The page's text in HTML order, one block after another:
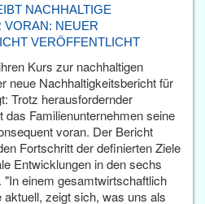
NACHHALTIGE
VORAN: NEUER
VERÖFFENTLICHT
Kurs zur nachhaltigen
neue Nachhaltigkeitsbericht für
Trotz herausfordernder
das Familienunternehmen seine
voran. Der Bericht
Fortschritt der definierten Ziele
Entwicklungen in den sechs
"In einem gesamtwirtschaftlich
zeigt sich, was uns als